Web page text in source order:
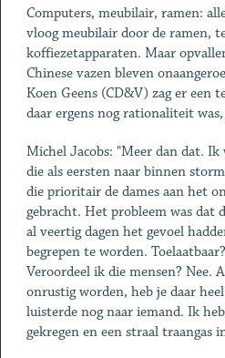
Computers, meubilair, ramen:
vloog meubilair door de ramen,
koffiezetapparaten. Maar
Chinese vazen bleven
Koen Geens (CD&V) zag er een
daar ergens nog rationaliteit
Michel Jacobs: "Meer dan dat.
die als eersten naar binnen
die prioritair de dames aan het
gebracht. Het probleem was dat
al veertig dagen het gevoel
begrepen te worden.
Veroordeel ik die mensen? Nee.
onrustig worden, heb je daar
luisterde nog naar iemand. Ik
gekregen en een straal traangas